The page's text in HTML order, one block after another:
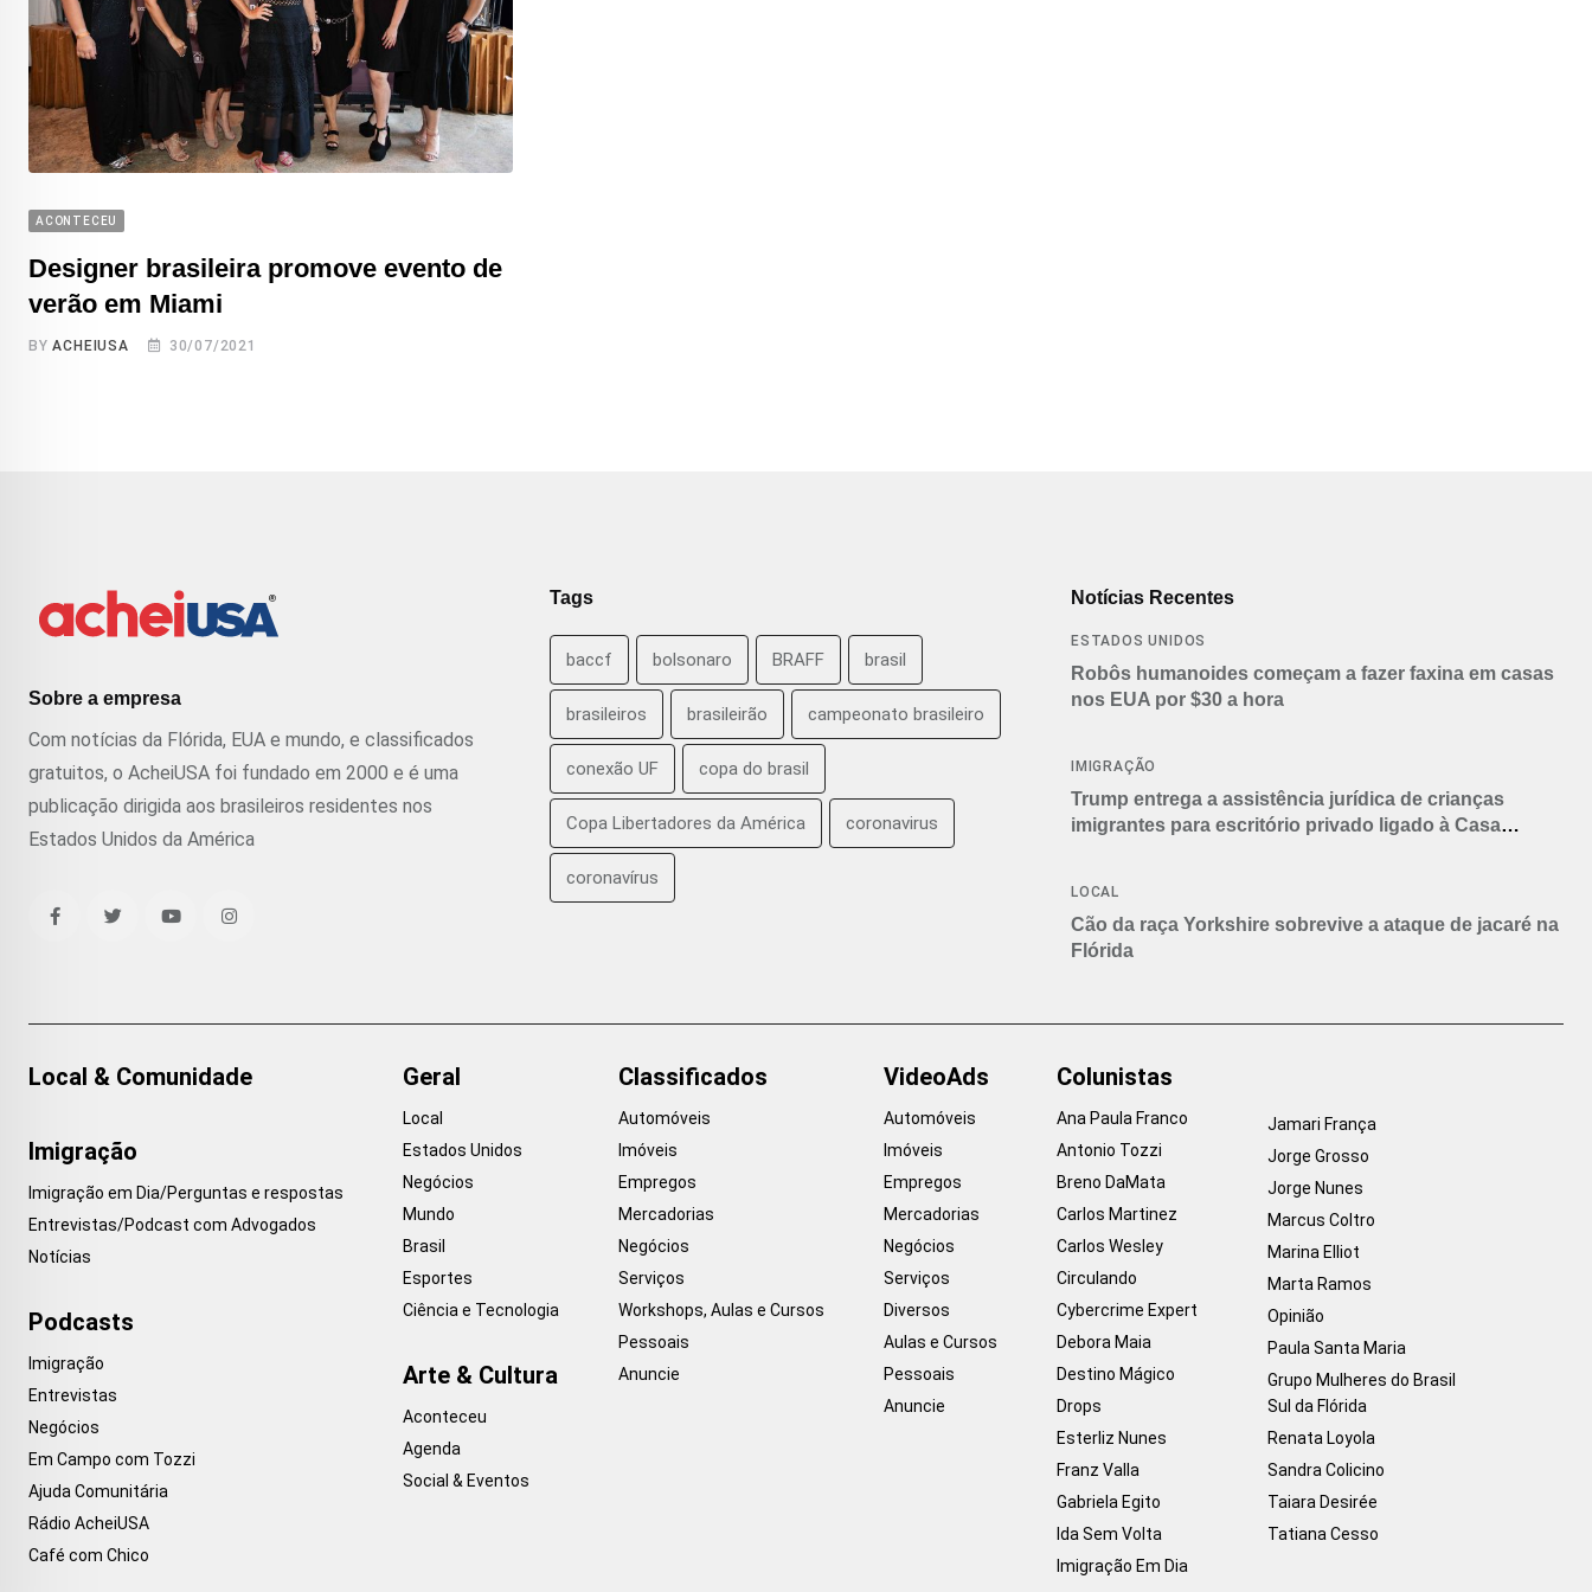
ACONTECEU
Designer brasileira promove evento de
verão em Miami
BYACHEIUSA 30/07/2021
Sobre a empresa
Com notícias da Flórida, EUA e mundo, e classificados
gratuitos, o AcheiUSA foi fundado em 2000 e é uma
publicação dirigida aos brasileiros residentes nos
Estados Unidos da América
Tags
baccf bolsonaro BRAFF brasil
brasileiros brasileirão campeonato brasileiro
conexão UF copa do brasil
Copa Libertadores da América coronavirus
coronavírus
Notícias Recentes
ESTADOS UNIDOS
Robôs humanoides começam a fazer faxina em casas
nos EUA por $30 a hora
IMIGRAÇÃO
Trump entrega a assistência jurídica de crianças
imigrantes para escritório privado ligado à Casa
LOCAL
Cão da raça Yorkshire sobrevive a ataque de jacaré na
Flórida
Local & Comunidade
Imigração
Imigração em Dia/Perguntas e respostas
Entrevistas/Podcast com Advogados
Notícias
Podcasts
Imigração
Entrevistas
Negócios
Em Campo com Tozzi
Ajuda Comunitária
Rádio AcheiUSA
Café com Chico
Geral
Local
Estados Unidos
Negócios
Mundo
Brasil
Esportes
Ciência e Tecnologia
Arte & Cultura
Aconteceu
Agenda
Social & Eventos
Classificados
Automóveis
Imóveis
Empregos
Mercadorias
Negócios
Serviços
Workshops, Aulas e Cursos
Pessoais
Anuncie
VideoAds
Automóveis
Imóveis
Empregos
Mercadorias
Negócios
Serviços
Diversos
Aulas e Cursos
Pessoais
Anuncie
Colunistas
Ana Paula Franco
Antonio Tozzi
Breno DaMata
Carlos Martinez
Carlos Wesley
Circulando
Cybercrime Expert
Debora Maia
Destino Mágico
Drops
Esterliz Nunes
Franz Valla
Gabriela Egito
Ida Sem Volta
Imigração Em Dia
Jamari França
Jorge Grosso
Jorge Nunes
Marcus Coltro
Marina Elliot
Marta Ramos
Opinião
Paula Santa Maria
Grupo Mulheres do Brasil
Sul da Flórida
Renata Loyola
Sandra Colicino
Taiara Desirée
Tatiana Cesso